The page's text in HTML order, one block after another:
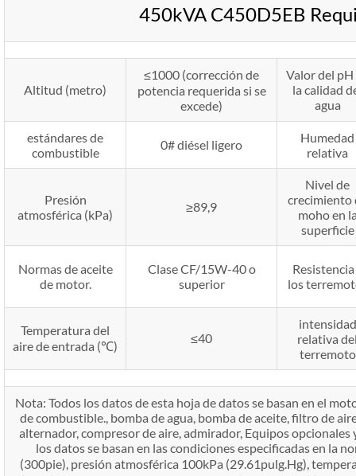
450kVA C450D5EB
Altitud (metro)
≤1000 (corrección de
potencia requerida si se
excede)
Valor del pH
la calidad
agua
estándares de
combustible
0# diésel ligero
Humedad
relativa
Presión
atmosférica (kPa)
≥89,9
Nivel de
crecimiento
moho en
superficie
Normas de aceite
de motor.
Clase CF/15W-40 o
superior
Resistencia
los
Temperatura del
aire de entrada (℃)
≤40
intensidad
relativa
terremoto
Nota: Todos los datos de esta hoja de datos se basan en el
de combustible., bomba de agua, bomba de aceite, filtro de
alternador, compresor de aire, admirador, Equipos opcionales
los datos se basan en las condiciones especificadas en la
(300pie), presión atmosférica 100kPa (29.61pulg.Hg),